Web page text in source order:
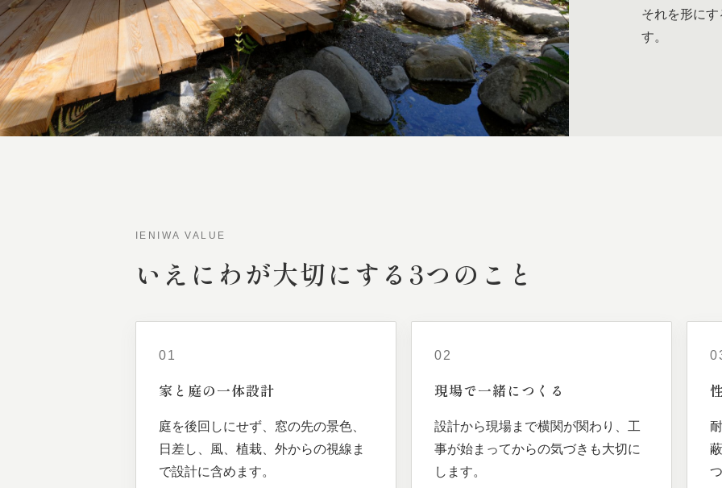
それを形に
す。
IENIWA VALUE
いえにわが大切にする 3つの こと
01
家と 庭の一体設計
庭を後回しにせず、窓の先の景色、
日差し、風、植栽、外からの視線ま
で設計に含めます。
02
現場で一緒につくる
設計から現場まで横関が関わり、工
事が始まってからの気づきも大切に
します。